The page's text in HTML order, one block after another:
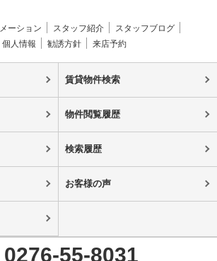
ーション スタッフ紹介
スタッフブログ
個人情報 勧誘方針 来店予約
賃貸物件検索
物件閲覧履歴
検索履歴
お客様の声
0276-55-8031